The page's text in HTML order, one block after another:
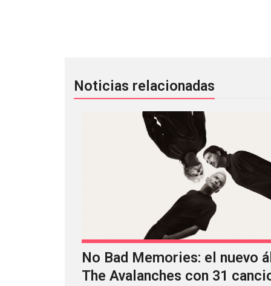
Noticias relacionadas
No Bad Memories: el nuevo
The Avalanches con 31